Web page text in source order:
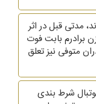
دختر بودند، مدتی قبل در اثر
برادرم بابت فوت
متوفی نیز تعلق
شرط بندی